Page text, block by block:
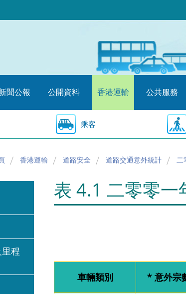
聞公報 公開資料 香港運輸 公共服務
乘客
香港運輸 道路安全 道路交通意外統計 二
程
表 4.1 二零零
車輛類別 * 意外宗